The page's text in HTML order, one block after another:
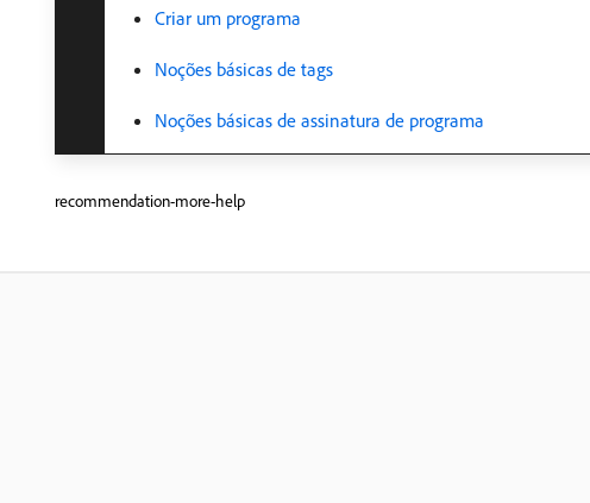
Criar um programa
Noções básicas de tags
Noções básicas de assinatura de programa
recommendation-more-help